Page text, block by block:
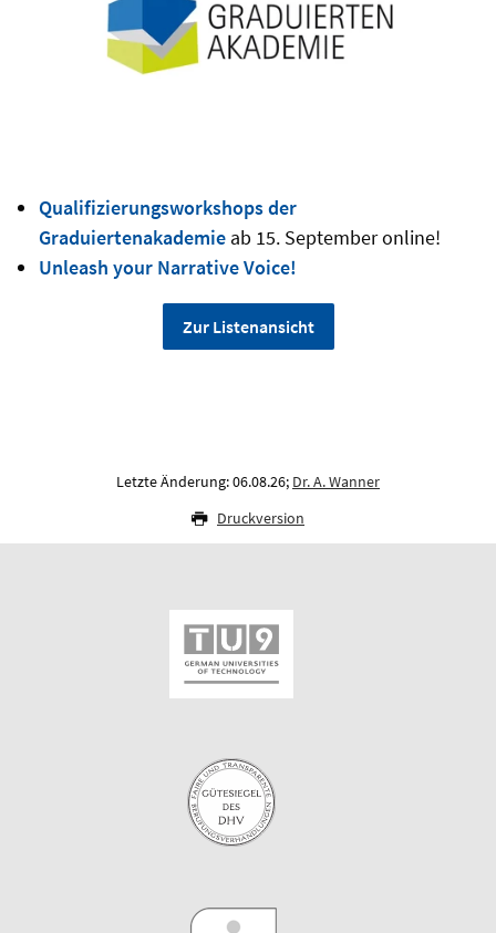
Qualifizierungsworkshops der
Graduiertenakademieab 15. September online!
Unleash your Narrative Voice!
Zur Listenansicht
Letzte Änderung: 06.08.26; Dr. A. Wanner
Druckversion